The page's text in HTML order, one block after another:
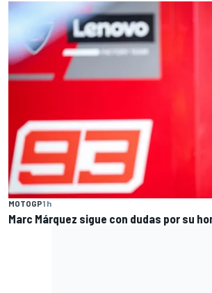
MOTOGP1 h
Marc Márquez sigue con dudas por su